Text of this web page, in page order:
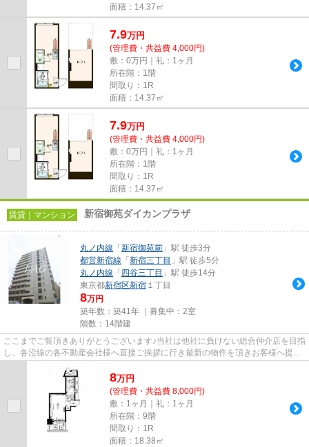
面積：14.37㎡
7.9万円
(管理費・共益費 4,000円)
敷：0万円｜礼：1ヶ月
所在階：1階
間取り：1R
面積：14.37㎡
7.9万円
(管理費・共益費 4,000円)
敷：0万円｜礼：1ヶ月
所在階：1階
間取り：1R
面積：14.37㎡
賃貸｜マンション 新宿御苑ダイカンプラザ
丸ノ内線 「 新宿御苑前 」駅 徒歩3分
都営新宿線 「 新宿三丁目 」駅 徒歩5分
丸ノ内線 「 四谷三丁目 」駅 徒歩14分
東京都新宿区新宿 １丁目
8万円
築年数：築41年 ｜募集中： 2室
階数：14階建
ここまでご覧頂きありがとうございます♪当社は他社に負けない総合仲介店を目指
し、各沿線の各不動産会社様へ直接ご挨拶に行き最新の物件を頂きお客様へ提供
8万円
(管理費・共益費 8,000円)
敷：1ヶ月｜礼：1ヶ月
所在階：9階
間取り：1R
面積：18.38㎡